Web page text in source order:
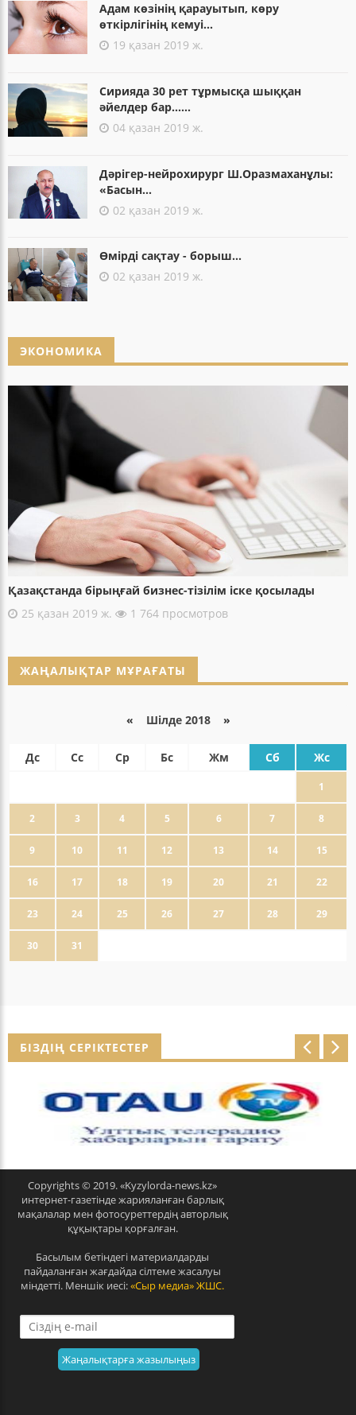
Адам көзінің қарауытып, көру
өткірлігінің кемуі...
19 қазан 2019 ж.
Сирияда 30 рет тұрмысқа шыққан
әйелдер бар......
04 қазан 2019 ж.
Дәрігер-нейрохирург Ш.Оразмаханұлы:
«Басын...
02 қазан 2019 ж.
Өмірді сақтау - борыш...
02 қазан 2019 ж.
ЭКОНОМИКА
Қазақстанда бірыңғай бизнес-тізілім іске қосылады
25 қазан 2019 ж.
1 764 просмотров
ЖАҢАЛЫҚТАР МҰРАҒАТЫ
« Шілде 2018 »
Дс Сс Ср Бс Жм Сб Жс
1
2 3 4 5 6 7 8
9 10 11 12 13 14 15
16 17 18 19 20 21 22
23 24 25 26 27 28 29
30 31
БІЗДІҢ СЕРІКТЕСТЕР
r
e
Copyrights © 2019. «Kyzylorda-news.kz»
интернет-газетінде жарияланған барлық
мақалалар мен фотосуреттердің авторлық
құқықтары қорғалған.
Басылым бетіндегі материалдарды
пайдаланған жағдайда сілтеме жасалуы
міндетті. Меншік иесі:«Сыр медиа» ЖШС.